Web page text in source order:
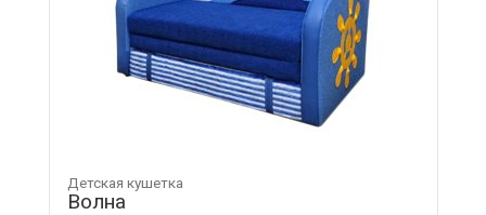
Детская кушетка
Волна